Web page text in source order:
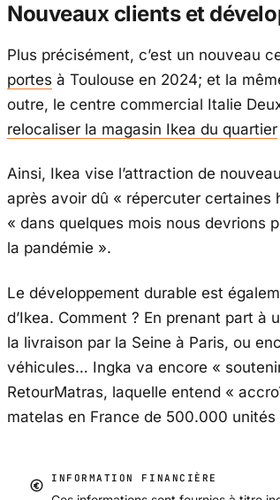
Nouveaux clients et
Plus précisément, c’est un nouveau
portes à Toulouse en 2024; et la
outre, le centre commercial Italie
relocaliser la magasin Ikea du quartier
Ainsi, Ikea vise l’attraction de
après avoir dû « répercuter certaines
« dans quelques mois nous devrions
la pandémie ».
Le développement durable est
d’Ikea. Comment ? En prenant part
la livraison par la Seine à Paris, ou
véhicules… Ingka va encore «
RetourMatras, laquelle entend «
matelas en France de 500.000 unités
INFORMATION FINANCIÈRE